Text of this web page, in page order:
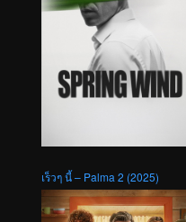
เร็วๆ นี้ – Palma 2 (2025)